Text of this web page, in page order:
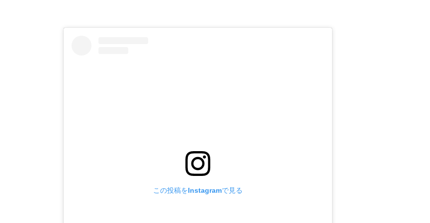
この投稿をInstagramで見る